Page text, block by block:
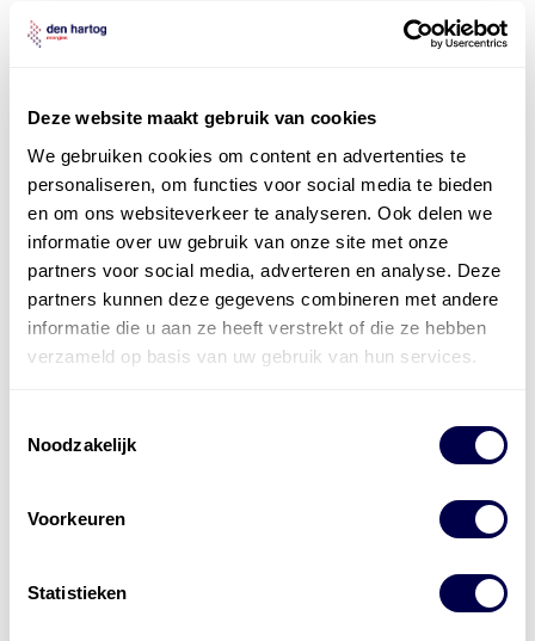
Deze website maakt gebruik van cookies
We gebruiken cookies om content en advertenties te
personaliseren, om functies voor social media te bieden
en om ons websiteverkeer te analyseren. Ook delen we
informatie over uw gebruik van onze site met onze
partners voor social media, adverteren en analyse. Deze
partners kunnen deze gegevens combineren met andere
informatie die u aan ze heeft verstrekt of die ze hebben
verzameld op basis van uw gebruik van hun services.
Noodzakelijk
Voorkeuren
Statistieken
Energiebeheer